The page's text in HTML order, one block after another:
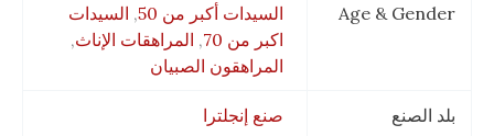
Age & Gender
السيدات أكبر من 50
,السيدات
اكبر من 70
,المراهقات الإناث,
المراهقون الصبيان
بلد الصنع صنع إنجلترا